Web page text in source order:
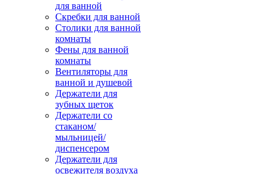
для ванной
Скребки для ванной
Столики для ванной
комнаты
Фены для ванной
комнаты
Вентиляторы для
ванной и душевой
Держатели для
зубных щеток
Держатели со
стаканом/
мыльницей/
диспенсером
Держатели для
освежителя воздуха